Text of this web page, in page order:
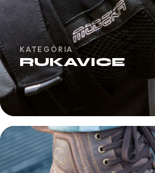
KATEGÓRIA
RUKAVICE